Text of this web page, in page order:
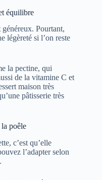
poêle
c’est qu’elle
l’adapter selon
ou amandes
croquant.
de muscade ou de
pour une
secs ou de
résultat très